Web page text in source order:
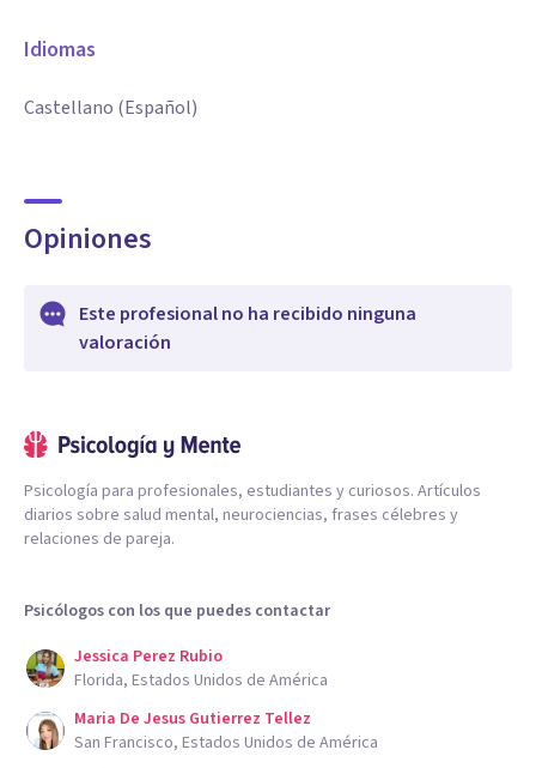
Idiomas
Castellano (Español)
Opiniones
Este profesional no ha recibido ninguna
valoración
Psicología para profesionales, estudiantes y curiosos. Artículos
diarios sobre salud mental, neurociencias, frases célebres y
relaciones de pareja.
Psicólogos con los que puedes contactar
Jessica Perez Rubio
Florida, Estados Unidos de América
Maria De Jesus Gutierrez Tellez
San Francisco, Estados Unidos de América